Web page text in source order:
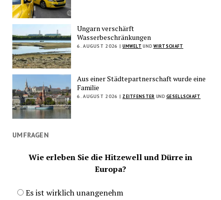
Ungarn verschärft
Wasserbeschränkungen
6. AUGUST 2026 | UMWELT UND WIRTSCHAFT
Aus einer Städtepartnerschaft wurde eine
Familie
6. AUGUST 2026 | ZEITFENSTER UNDGESELLSCHAFT
UMFRAGEN
Wie erleben Sie die Hitzewell und Dürre in
Europa?
Es ist wirklich unangenehm